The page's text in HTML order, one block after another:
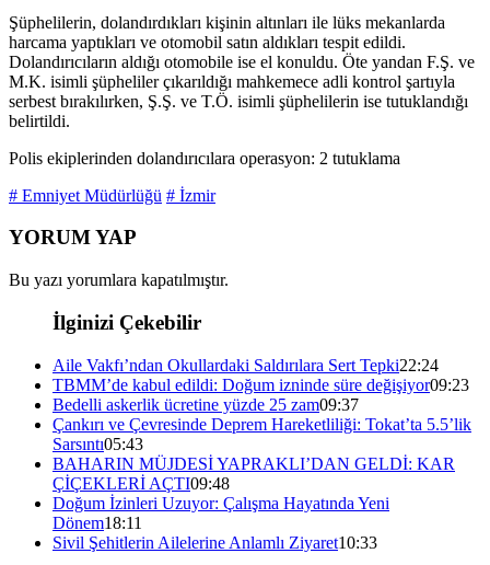
Şüphelilerin, dolandırdıkları kişinin altınları ile lüks mekanlarda
harcama yaptıkları ve otomobil satın aldıkları tespit edildi.
Dolandırıcıların aldığı otomobile ise el konuldu. Öte yandan F.Ş. ve
M.K. isimli şüpheliler çıkarıldığı mahkemece adli kontrol şartıyla
serbest bırakılırken, Ş.Ş. ve T.Ö. isimli şüphelilerin ise tutuklandığı
belirtildi.
Polis ekiplerinden dolandırıcılara operasyon: 2 tutuklama
# Emniyet Müdürlüğü # İzmir
YORUM YAP
Bu yazı yorumlara kapatılmıştır.
İlginizi Çekebilir
Aile Vakfı’ndan Okullardaki Saldırılara Sert Tepki22:24
TBMM’de kabul edildi: Doğum izninde süre değişiyor09:23
Bedelli askerlik ücretine yüzde 25 zam09:37
Çankırı ve Çevresinde Deprem Hareketliliği: Tokat’ta 5.5’lik
Sarsıntı05:43
BAHARIN MÜJDESİ YAPRAKLI’DAN GELDİ: KAR
ÇİÇEKLERİ AÇTI09:48
Doğum İzinleri Uzuyor: Çalışma Hayatında Yeni
Dönem18:11
Sivil Şehitlerin Ailelerine Anlamlı Ziyaret10:33